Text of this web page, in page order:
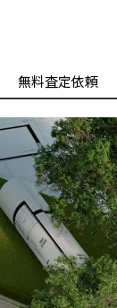
無料査定依頼